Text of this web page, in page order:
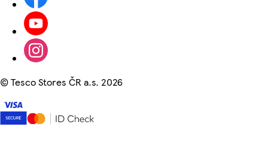
©Tesco Stores ČR a.s. 2026